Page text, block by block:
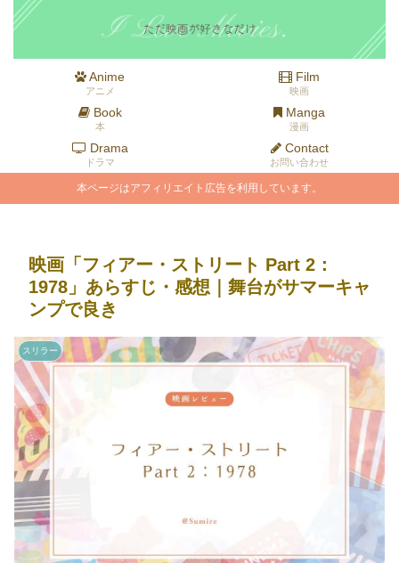
Anime
アニメ
Film
映画
Book
本
Manga
漫画
Drama
ドラマ
Contact
お問い合わせ
本ページはアフィリエイト広告を利用しています。
映画「フィアー・ストリート Part 2：
1978」あらすじ・感想｜舞台がサマーキャ
ンプで良き
スリラー